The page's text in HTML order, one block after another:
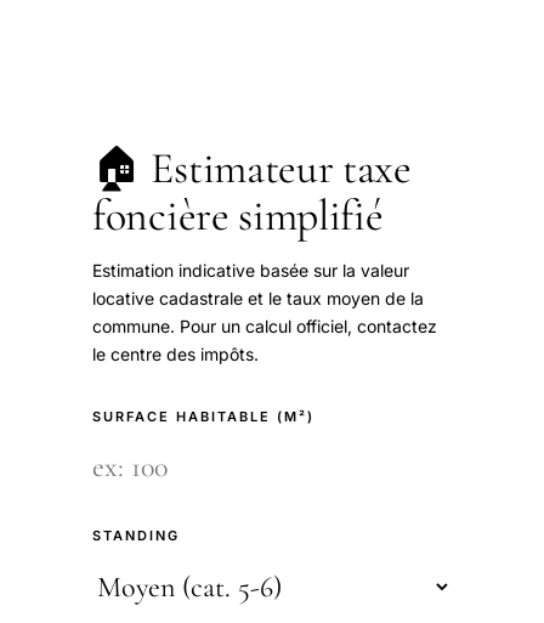
🏠 Estimateur taxe
foncière simplifié
Estimation indicative basée sur la valeur
locative cadastrale et le taux moyen de la
commune. Pour un calcul officiel, contactez
le centre des impôts.
SURFACE HABITABLE (M²)
STANDING